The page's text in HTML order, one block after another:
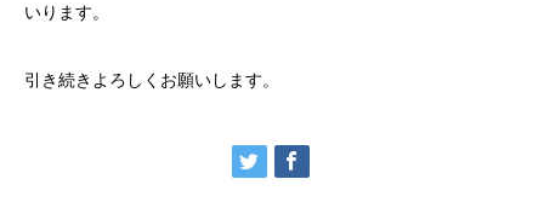
いります。
引き続きよろしくお願いします。